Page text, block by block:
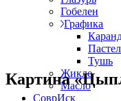
Гобелен
Графика
Тушь
Жикле
Масло
СоврИск
Картина